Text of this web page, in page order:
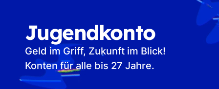
Jugendkonto
Geld im Griff, Zukunft im Blick!
Konten für alle bis 27 Jahre.